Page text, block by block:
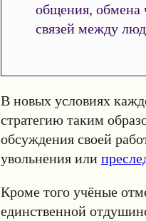
общения, обмена
связей между
В новых условиях
стратегию таким
обсуждения своей
увольнения или
Кроме того учёные
единственной